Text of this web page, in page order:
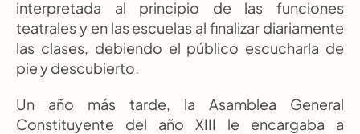
interpretada al principio de las funciones
teatrales y en las escuelas al finalizar diariamente
las clases, debiendo el público escucharla de
pie y descubierto.
Un año más tarde, la Asamblea General
Constituyente del año XIII le encargaba a